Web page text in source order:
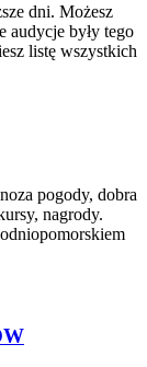
dni. Możesz
audycje były tego
listę wszystkich
pogody, dobra
nagrody.